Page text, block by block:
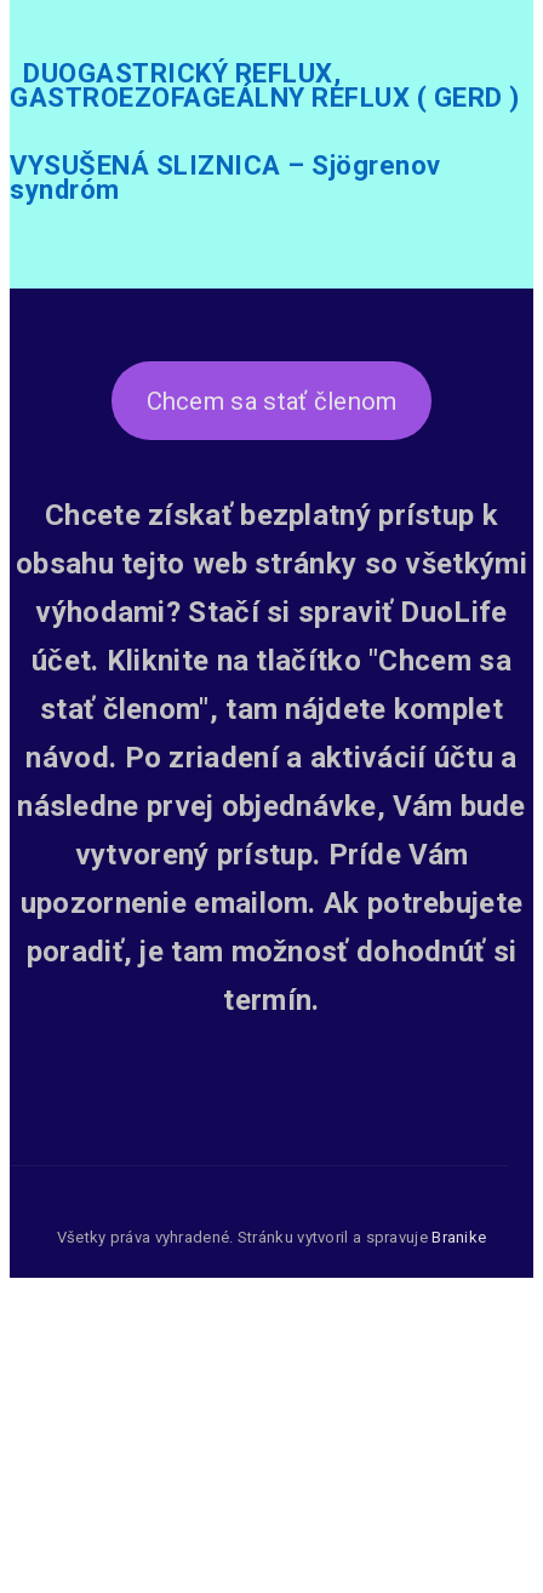
DUOGASTRICKÝ REFLUX,
GASTROEZOFAGEÁLNY REFLUX ( GERD )
VYSUŠENÁ SLIZNICA – Sjögrenov
syndróm
Chcem sa stať členom
Chcete získať bezplatný prístup k
obsahu tejto web stránky so všetkými
výhodami? Stačí si spraviť DuoLife
účet. Kliknite na tlačítko "Chcem sa
stať členom", tam nájdete komplet
návod. Po zriadení a aktivácií účtu a
následne prvej objednávke, Vám bude
vytvorený prístup. Príde Vám
upozornenie emailom. Ak potrebujete
poradiť, je tam možnosť dohodnúť si
termín.
Všetky práva vyhradené. Stránku vytvoril a spravujeBranike